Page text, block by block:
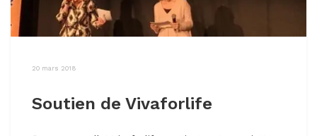
20 mars 2018
Soutien de Vivaforlife